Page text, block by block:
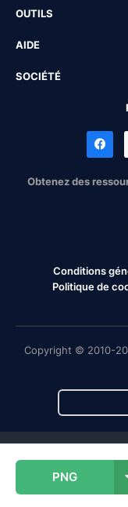
PNG
OUTILS
AIDE
SOCIÉTÉ
Obtenez des
Conditions
Politique de
Copyright © 2010-